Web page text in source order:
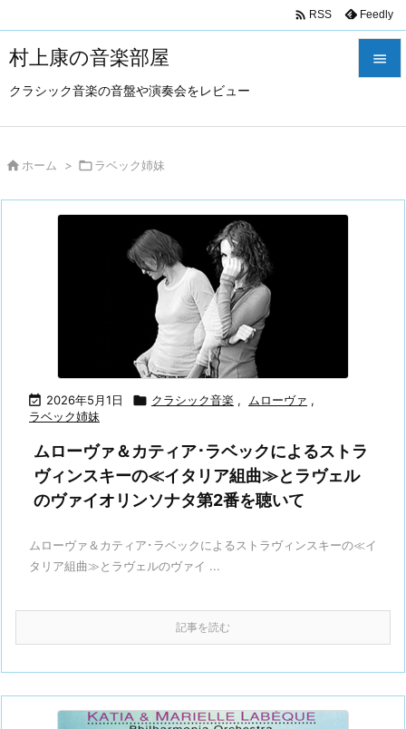
村上康の音楽部屋
クラシック音楽の音盤や演奏会をレビュー

 RSS Feedly
 ホーム > ラベック姉妹
 2026年5月1日  クラシック音楽 , ムローヴァ ,
ラベック姉妹
ムローヴァ＆カティア･ラベックによるストラ
ヴィンスキーの≪イタリア組曲≫とラヴェル
のヴァイオリンソナタ第2番を聴いて
ムローヴァ＆カティア･ラベックによるストラヴィンスキーの≪イ
タリア組曲≫とラヴェルのヴァイ ...
記事を読む